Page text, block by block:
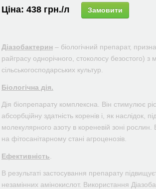
Ціна: 438 грн./л Замовити
Діазобактерин – біологічний препарат,
райграсу однорічного, стоколосу безостого)
сільськогосподарських культур.
Біологічна дія.
Дія біопрепарату комплексна. Він стимулює
абсорбційну здатність коренів і, як
молекулярного азоту в кореневій зоні
на фітосанітарному стані агроценозів.
Ефективність
В результаті застосування препарату
незамінних амінокислот. Використання